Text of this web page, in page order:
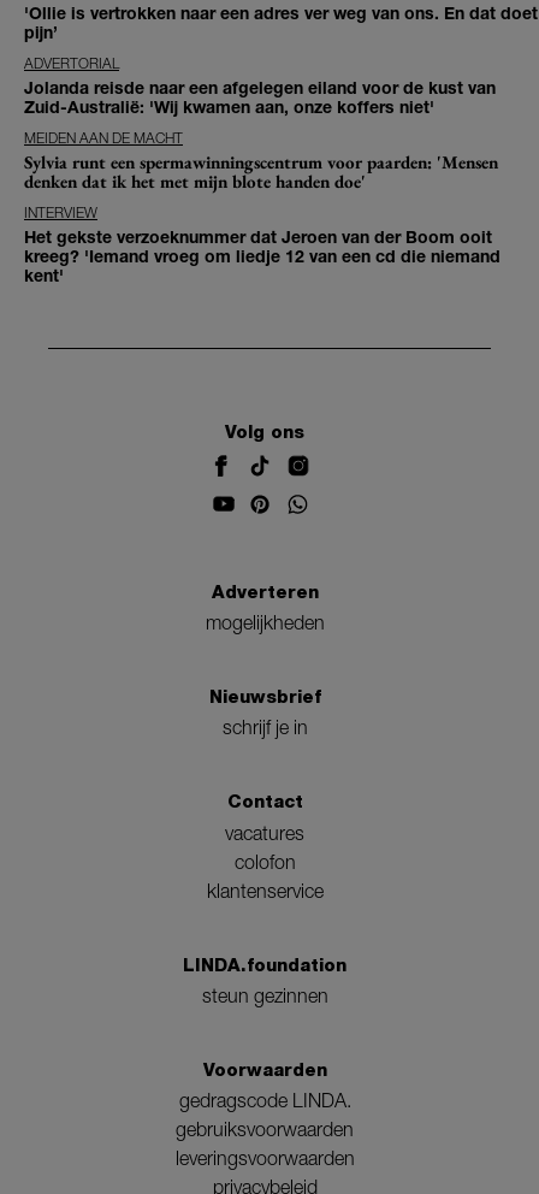
'Ollie is vertrokken naar een adres ver weg van ons. En dat doet
pijn’
ADVERTORIAL
Jolanda reisde naar een afgelegen eiland voor de kust van
Zuid-Australië: 'Wij kwamen aan, onze koffers niet'
MEIDEN AAN DE MACHT
Sylvia runt een spermawinningscentrum voor paarden: 'Mensen
denken dat ik het met mijn blote handen doe'
INTERVIEW
Het gekste verzoeknummer dat Jeroen van der Boom ooit
kreeg? 'Iemand vroeg om liedje 12 van een cd die niemand
kent'
Volg ons
Adverteren
mogelijkheden
Nieuwsbrief
schrijf je in
Contact
vacatures
colofon
klantenservice
LINDA.foundation
steun gezinnen
Voorwaarden
gedragscode LINDA.
gebruiksvoorwaarden
leveringsvoorwaarden
privacybeleid